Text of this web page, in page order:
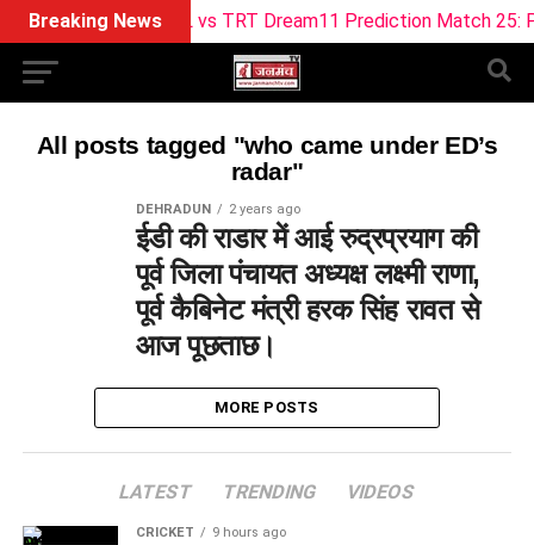
Breaking NewsML vs TRT Dream11 Prediction Match 25:
All posts tagged "who came under ED’s
radar"
DEHRADUN 2 years ago
ईडी की राडार में आई रुद्रप्रयाग की
पूर्व जिला पंचायत अध्यक्ष लक्ष्मी राणा,
पूर्व कैबिनेट मंत्री हरक सिंह रावत से
आज पूछताछ।
MORE POSTS
LATEST TRENDING VIDEOS
CRICKET 9 hours ago